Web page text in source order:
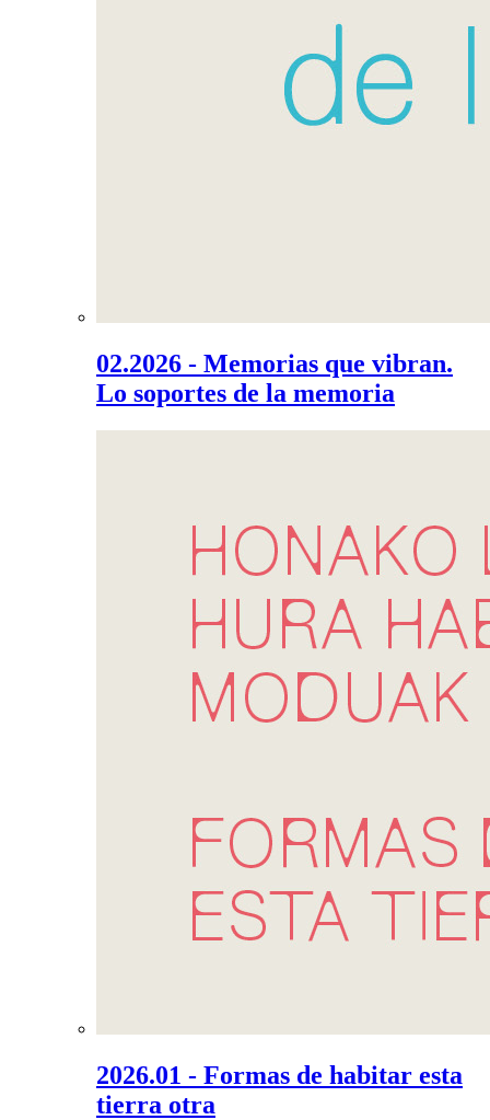
02.2026 - Memorias que vibran.
Lo soportes de la memoria
2026.01 - Formas de habitar esta
tierra otra